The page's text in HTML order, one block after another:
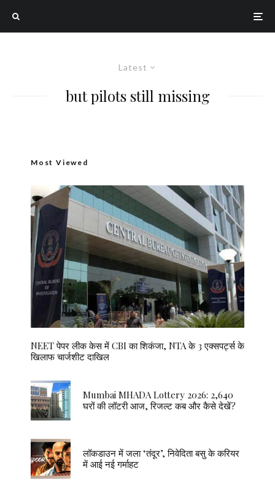
Latest
but pilots still missing
Most Viewed
NEET पेपर लीक केस में CBI का शिकंजा, NTA के 3 एक्सपर्ट्स के
खिलाफ चार्जशीट दाखिल
Mumbai MHADA Lottery 2026: 2,640
घरों की लॉटरी आज, रिजल्ट कब और कैसे देखें?
लॉकडाउन में जला ‘तंदूर’, निवेदिता बसु के करियर
में आई नई गर्माहट